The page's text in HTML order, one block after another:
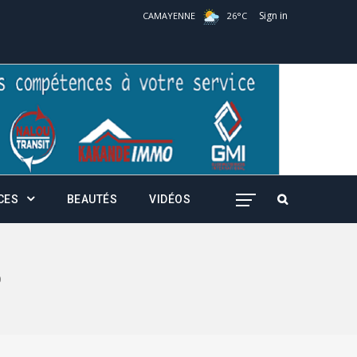
CAMAYENNE 26°C Sign in
BEAUTÉS VIDÉOS